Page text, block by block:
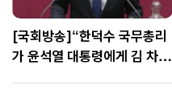
[국회방송]“한덕수 국무총리
가 윤석열 대통령에게 김 차장